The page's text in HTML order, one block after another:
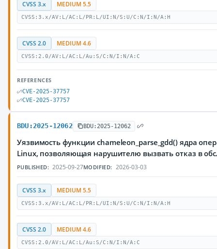
CVSS 3.x MEDIUM 5.5
CVSS:3.x/AV:L/AC:L/PR:L/UI:N/S:U/C:N/I:N/A:H
CVSS 2.0 MEDIUM 4.6
CVSS:2.0/AV:L/AC:L/Au:S/C:N/I:N/A:C
REFERENCES
CVE-2025-37757
CVE-2025-37757
BDU:2025-12062 BDU:2025-12062
Уязвимость функции chameleon_parse_gdd() ядра
Linux, позволяющая нарушителю вызвать отказ в
PUBLISHED: 2025-09-27MODIFIED: 2026-03-03
CVSS 3.x MEDIUM 5.5
CVSS:3.x/AV:L/AC:L/PR:L/UI:N/S:U/C:N/I:N/A:H
CVSS 2.0 MEDIUM 4.6
CVSS:2.0/AV:L/AC:L/Au:S/C:N/I:N/A:C